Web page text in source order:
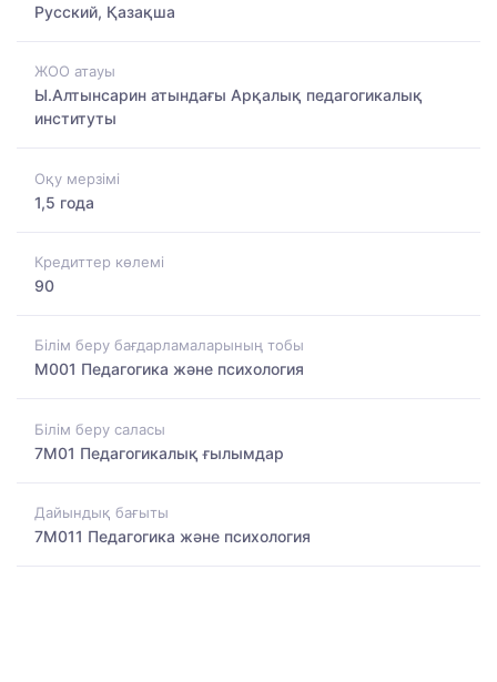
Русский, Қазақша
ЖОО атауы
Ы.Алтынсарин атындағы Арқалық педагогикалық
институты
Оқу мерзімі
1,5 года
Кредиттер көлемі
90
Білім беру бағдарламаларының тобы
M001 Педагогика және психология
Білім беру саласы
7M01 Педагогикалық ғылымдар
Дайындық бағыты
7M011 Педагогика және психология